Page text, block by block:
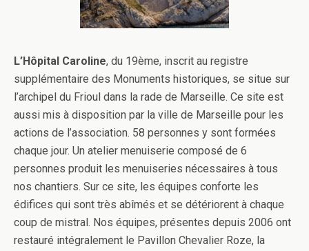
L’Hôpital Caroline, du 19ème, inscrit au registre
supplémentaire des Monuments historiques, se situe sur
l’archipel du Frioul dans la rade de Marseille. Ce site est
aussi mis à disposition par la ville de Marseille pour les
actions de l’association. 58 personnes y sont formées
chaque jour. Un atelier menuiserie composé de 6
personnes produit les menuiseries nécessaires à tous
nos chantiers. Sur ce site, les équipes conforte les
édifices qui sont très abîmés et se détériorent à chaque
coup de mistral. Nos équipes, présentes depuis 2006 ont
restauré intégralement le Pavillon Chevalier Roze, la